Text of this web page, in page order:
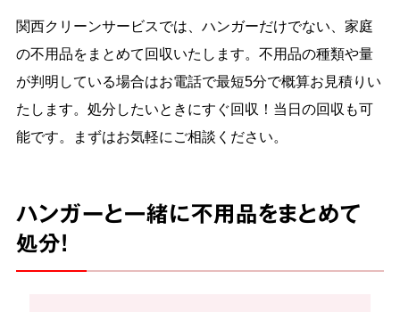
関西クリーンサービスでは、ハンガーだけでない、家庭
の不用品をまとめて回収いたします。不用品の種類や量
が判明している場合はお電話で最短5分で概算お見積りい
たします。処分したいときにすぐ回収！当日の回収も可
能です。まずはお気軽にご相談ください。
ハンガーと一緒に不用品をまとめて
処分！